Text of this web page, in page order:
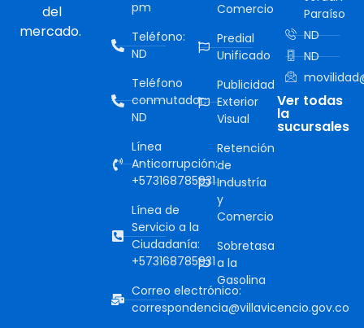
del
mercado.
pm
Teléfono:
ND
Teléfono
conmutador:
ND
Línea
Anticorrupción:
+573168785931
Línea de
Servicio a la
Ciudadanía:
+573168785931
Correo electrónico:
correspondencia@villavicencio.gov.co
Comercio
Predial
Unificado
Publicidad
Exterior
Visual
Retención
de
Industría
y
Comercio
Sobretasa
a la
Gasolina
Paraíso
ND
ND
Ver todas
la
sucursales